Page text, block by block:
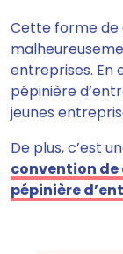
Cette forme de
entreprises. En
pépinière
jeunes
De plus, c’est
convention
pépinière